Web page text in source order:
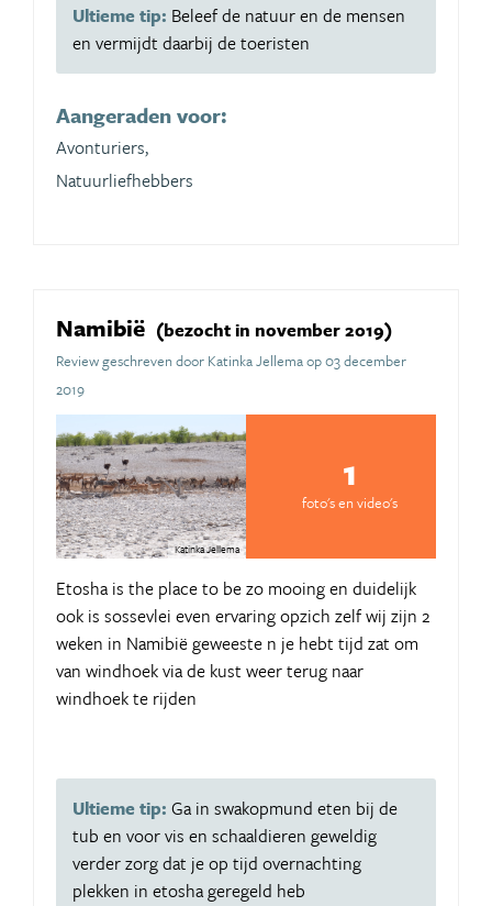
Ultieme tip: Beleef de natuur en de mensen
en vermijdt daarbij de toeristen
Aangeraden voor:
Avonturiers,
Natuurliefhebbers
Namibië (bezocht in november 2019)
Review geschreven door Katinka Jellema op 03 december
2019
Katinka Jellema
1
foto's en video's
Etosha is the place to be zo mooing en duidelijk
ook is sossevlei even ervaring opzich zelf wij zijn 2
weken in Namibië geweeste n je hebt tijd zat om
van windhoek via de kust weer terug naar
windhoek te rijden
Ultieme tip: Ga in swakopmund eten bij de
tub en voor vis en schaaldieren geweldig
verder zorg dat je op tijd overnachting
plekken in etosha geregeld heb